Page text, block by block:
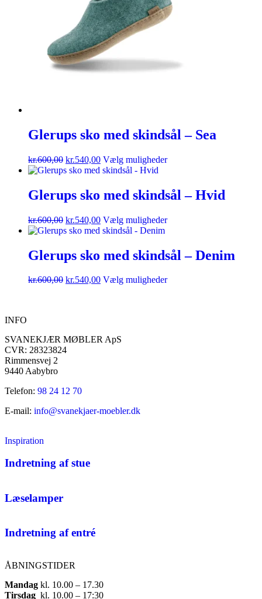
Glerups sko med skindsål – Sea
kr.600,00 kr.540,00 Vælg muligheder
Glerups sko med skindsål – Hvid
kr.600,00 kr.540,00 Vælg muligheder
Glerups sko med skindsål – Denim
kr.600,00 kr.540,00 Vælg muligheder
INFO
SVANEKJÆR MØBLER ApS
CVR: 28323824
Rimmensvej 2
9440 Aabybro
Telefon: 98 24 12 70
E-mail: info@svanekjaer-moebler.dk
Inspiration
Indretning af stue
Læselamper
Indretning af entré
ÅBNINGSTIDER
Mandag ​ kl. 10.00 – 17.30​
Tirsdag ​ kl. 10.00 – 17:30​